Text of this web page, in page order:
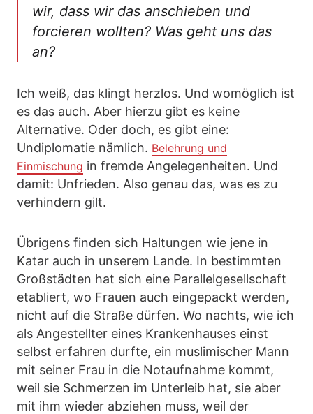
wir, dass wir das anschieben und
forcieren wollten? Was geht uns das
an?
Ich weiß, das klingt herzlos. Und womöglich ist
es das auch. Aber hierzu gibt es keine
Alternative. Oder doch, es gibt eine:
Undiplomatie nämlich. Belehrung und
Einmischung in fremde Angelegenheiten. Und
damit: Unfrieden. Also genau das, was es zu
verhindern gilt.
Übrigens finden sich Haltungen wie jene in
Katar auch in unserem Lande. In bestimmten
Großstädten hat sich eine Parallelgesellschaft
etabliert, wo Frauen auch eingepackt werden,
nicht auf die Straße dürfen. Wo nachts, wie ich
als Angestellter eines Krankenhauses einst
selbst erfahren durfte, ein muslimischer Mann
mit seiner Frau in die Notaufnahme kommt,
weil sie Schmerzen im Unterleib hat, sie aber
mit ihm wieder abziehen muss, weil der